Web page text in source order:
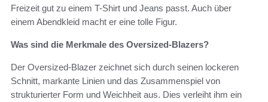
Freizeit gut zu einem T-Shirt und Jeans passt. Auch über
einem Abendkleid macht er eine tolle Figur.
Was sind die Merkmale des Oversized-Blazers?
Der Oversized-Blazer zeichnet sich durch seinen lockeren
Schnitt, markante Linien und das Zusammenspiel von
strukturierter Form und Weichheit aus. Dies verleiht ihm ein